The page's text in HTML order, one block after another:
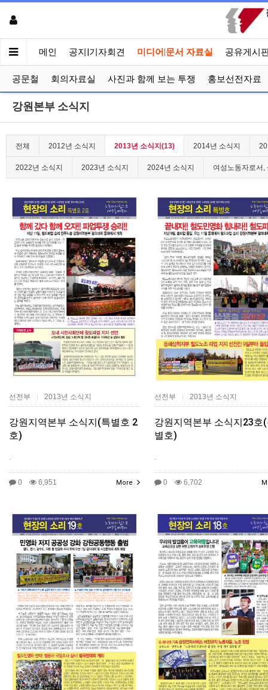
메인 공지|기자회견 미디어|문서 자료실 공유게시
공문철 회의자료실 사진과 함께 보는 투쟁 홍보선전자료
강원본부 소식지
전체 2012년 소식지 2013년 소식지(13) 2014년 소식지
2022년 소식지 2023년 소식지 2024년 소식지 여성노동자로서,
선전부 | 2013년 소식지
강원지역본부 소식지(특별호 2
호)
0 6,951 More
선전부 | 2013년 소식지
강원지역본부 소식지23호
별호)
0 6,702